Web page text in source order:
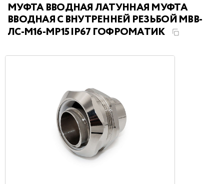
МУФТА ВВОДНАЯ ЛАТУННАЯ МУФТА
ВВОДНАЯ С ВНУТРЕННЕЙ РЕЗЬБОЙ МВВ-
ЛС-М16-МР15 IP67 ГОФРОМАТИК